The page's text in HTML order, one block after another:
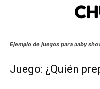
Ejemplo de juegos para baby
Juego: ¿Quién